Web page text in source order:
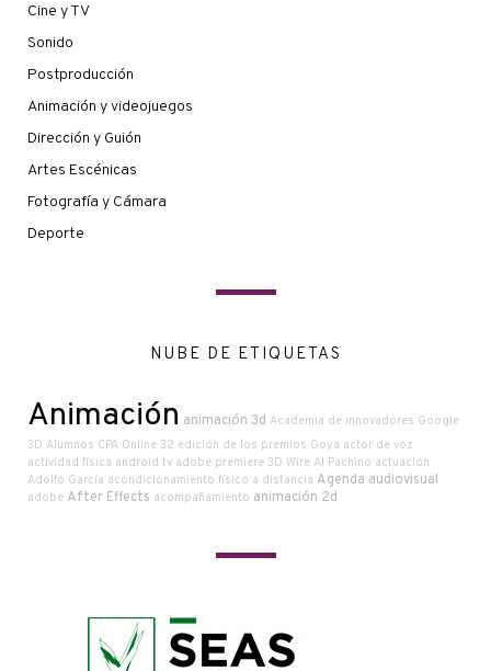
Cine y TV
Sonido
Postproducción
Animación y videojuegos
Dirección y Guión
Artes Escénicas
Fotografía y Cámara
Deporte
NUBE DE ETIQUETAS
Animación animación 3d Academia de innovadores Google
3D Alumnos CPA Online 32 edición de los premios Goya actor de voz
actividad física android tv adobe premiere 3D Wire Al Pachino actuación
Adolfo García acondicionamiento físico a distancia Agenda audiovisual
adobe After Effects acompañamiento animación 2d